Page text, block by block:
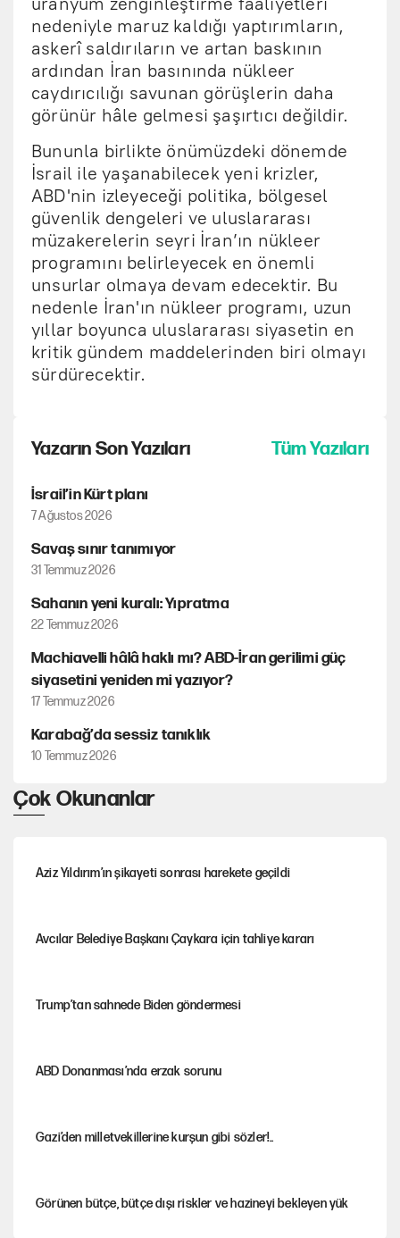
nedeniyle maruz kaldığı yaptırımların,
askerî saldırıların ve artan baskının
ardından İran basınında nükleer
caydırıcılığı savunan görüşlerin daha
görünür hâle gelmesi şaşırtıcı değildir.
Bununla birlikte önümüzdeki dönemde
İsrail ile yaşanabilecek yeni krizler,
ABD'nin izleyeceği politika, bölgesel
güvenlik dengeleri ve uluslararası
müzakerelerin seyri İran’ın nükleer
programını belirleyecek en önemli
unsurlar olmaya devam edecektir. Bu
nedenle İran'ın nükleer programı, uzun
yıllar boyunca uluslararası siyasetin en
kritik gündem maddelerinden biri olmayı
sürdürecektir.
Çok Okunanlar
Aziz Yıldırım’ın şikayeti sonrası harekete geçildi
Avcılar Belediye Başkanı Çaykara için tahliye kararı
Trump’tan sahnede Biden göndermesi
ABD Donanması’nda erzak sorunu
Gazi’den milletvekillerine kurşun gibi sözler!..
Görünen bütçe, bütçe dışı riskler ve hazineyi bekleyen yük
Yazarın Son Yazıları Tüm Yazıları
İsrail’in Kürt planı
7 Ağustos 2026
Savaş sınır tanımıyor
31 Temmuz 2026
Sahanın yeni kuralı: Yıpratma
22 Temmuz 2026
Machiavelli hâlâ haklı mı? ABD-İran gerilimi güç
siyasetini yeniden mi yazıyor?
17 Temmuz 2026
Karabağ’da sessiz tanıklık
10 Temmuz 2026